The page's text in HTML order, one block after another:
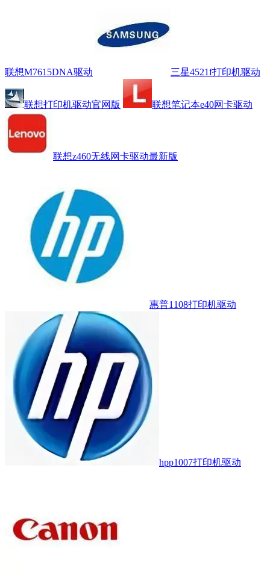
联想M7615DNA驱动 三星4521f打印机驱动
联想打印机驱动官网版 联想笔记本e40网卡驱动
联想z460无线网卡驱动最新版
惠普1108打印机驱动
hpp1007打印机驱动